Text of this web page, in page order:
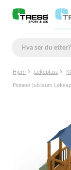
Hjem Lekeplass
Pioneer Jubileum